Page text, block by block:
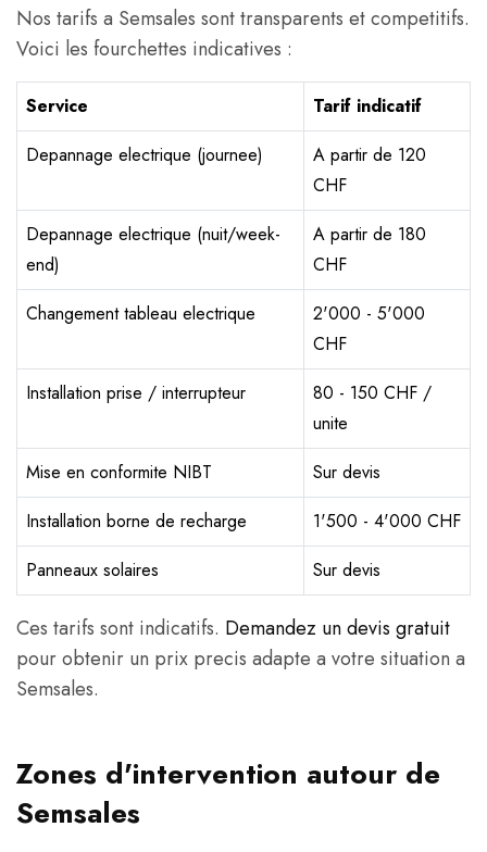
Nos tarifs a Semsales sont transparents et competitifs.
Voici les fourchettes indicatives :
Service
Tarif indicatif
Depannage electrique (journee)
A partir de 120
CHF
Depannage electrique (nuit/week-
end)
A partir de 180
CHF
Changement tableau electrique
2'000 - 5'000
CHF
Installation prise / interrupteur
80 - 150 CHF /
unite
Mise en conformite NIBT
Sur devis
Installation borne de recharge
1'500 - 4'000 CHF
Panneaux solaires
Sur devis
Ces tarifs sont indicatifs. Demandez un devis gratuit
pour obtenir un prix precis adapte a votre situation a
Semsales.
Zones d'intervention autour de
Semsales